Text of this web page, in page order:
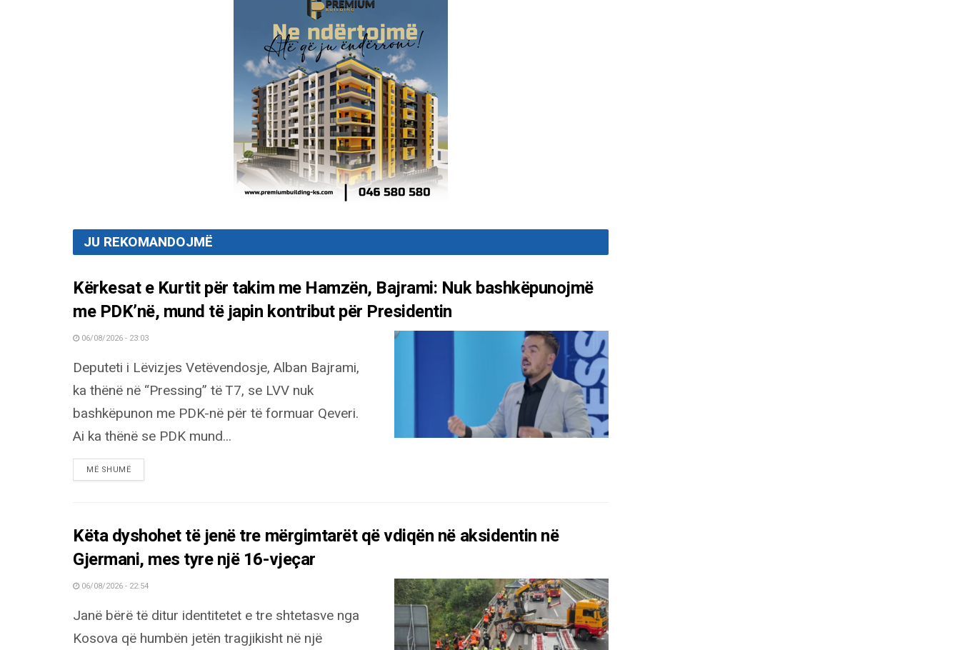
JU REKOMANDOJMË
Kërkesat e Kurtit për takim me Hamzën, Bajrami: Nuk bashkëpunojmë
me PDK’në, mund të japin kontribut për Presidentin
06/08/2026 - 23:03
Deputeti i Lëvizjes Vetëvendosje, Alban Bajrami,
ka thënë në “Pressing” të T7, se LVV nuk
bashkëpunon me PDK-në për të formuar Qeveri.
Ai ka thënë se PDK mund...
MË SHUMËDETAILS
Këta dyshohet të jenë tre mërgimtarët që vdiqën në aksidentin në
Gjermani, mes tyre një 16-vjeçar
06/08/2026 - 22:54
Janë bërë të ditur identitetet e tre shtetasve nga
Kosova që humbën jetën tragjikisht në një